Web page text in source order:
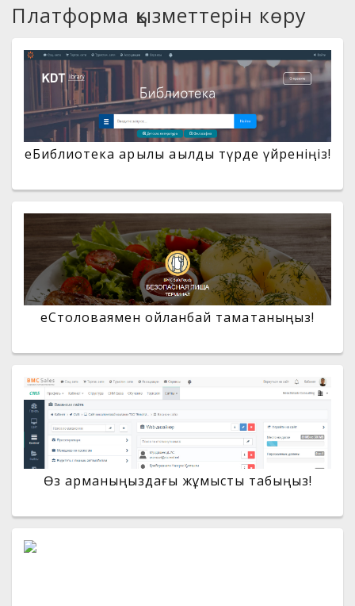
Платформа қызметтерін көру
eБиблиотека арқылы ақылды түрде үйреніңіз!
еСтоловаямен ойланбай тамақтаныңыз!
Өз арманыңыздағы жұмысты табыңыз!